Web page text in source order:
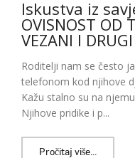
Iskustva iz
OVISNOST OD
VEZANI I
Roditelji nam se često
telefonom kod njihove
Kažu stalno su na
Njihove pridike i p...
Pročitaj više...